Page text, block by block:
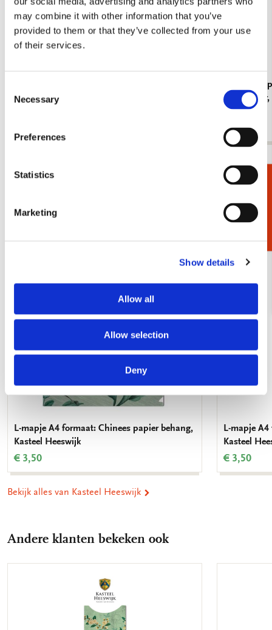
may combine it with other information that you’ve
provided to them or that they’ve collected from your use
of their services.
Selection
Necessary
Preferences
Statistics
Marketing
Show details
Allow all
Allow selection
Deny
Theater? Charlotte Salomon, JHM
Jan
aan
verlanglijst
L-mapje A4 formaat: Chinees papier behang,
Kasteel Heeswijk
€ 3,50
L-mapje
Kasteel
€ 3,50
Bekijk alles van Kasteel Heeswijk
Andere klanten bekeken ook
Cadeaukiezer